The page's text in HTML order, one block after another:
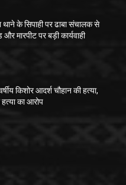
के सिपाही पर ढाबा संचालक से
मारपीट पर बड़ी कार्यवाही
किशोर आदर्श चौहान की हत्या,
हत्या का आरोप